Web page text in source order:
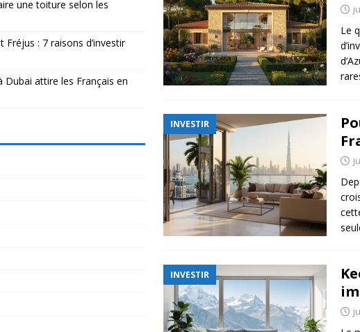
Le
INVESTIR
INVESTIR
une toiture selon les
Fréjus : 7 raisons d’investir
Dubai attire les Français en